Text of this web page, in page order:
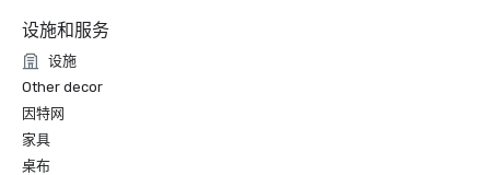
设施和服务
设施
Other decor
因特网
家具
桌布